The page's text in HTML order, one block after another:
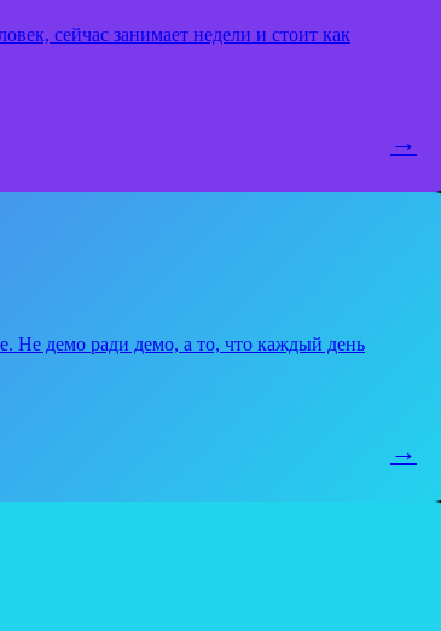
сейчас занимает недели и стоит как
→
Не демо ради демо, а то, что каждый день
→